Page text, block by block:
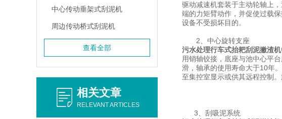
中心传动垂架式刮泥机
周边传动桥式刮泥机
查看全部
相关文章
RELEVANT ARTICLES
驱动减速机套装于主动轮轴上
端的力矩臂动作，并促使过载
设备不受损坏目的。
2、中心旋转支座
污水处理行车式抬耙刮泥撇渣机
用销轴铰接，底座与池中心平
滑，轴承的使用寿命大于10年
至集控室显示或供其远程控制
3、刮吸泥系统